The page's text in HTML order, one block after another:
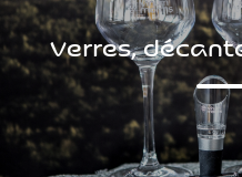
Verres,